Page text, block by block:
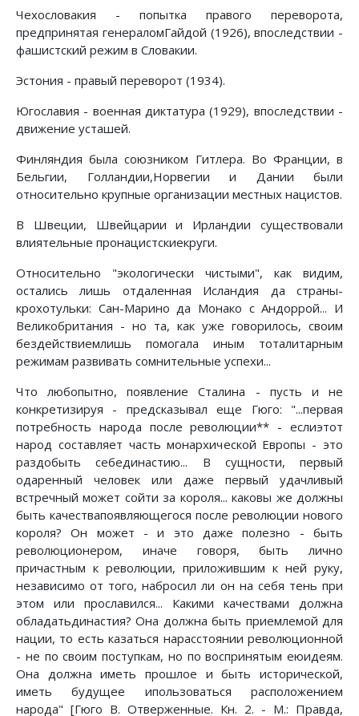
Чехословакия - попытка правого переворота,
предпринятая генераломГайдой (1926), впоследствии -
фашистский режим в Словакии.
Эстония - правый переворот (1934).
Югославия - военная диктатура (1929), впоследствии -
движение усташей.
Финляндия была союзником Гитлера. Во Франции, в
Бельгии, Голландии,Норвегии и Дании были
относительно крупные организации местных нацистов.
В Швеции, Швейцарии и Ирландии существовали
влиятельные пронацистскиекруги.
Относительно "экологически чистыми", как видим,
остались лишь отдаленная Исландия да страны-
крохотульки: Сан-Марино да Монако с Андоррой... И
Великобритания - но та, как уже говорилось, своим
бездействиемлишь помогала иным тоталитарным
режимам развивать сомнительные успехи...
Что любопытно, появление Сталина - пусть и не
конкретизируя - предсказывал еще Гюго: "...первая
потребность народа после революции** - еслиэтот
народ составляет часть монархической Европы - это
раздобыть себединастию... В сущности, первый
одаренный человек или даже первый удачливый
встречный может сойти за короля... каковы же должны
быть качествапоявляющегося после революции нового
короля? Он может - и это даже полезно - быть
революционером, иначе говоря, быть лично
причастным к революции, приложившим к ней руку,
независимо от того, набросил ли он на себя тень при
этом или прославился... Какими качествами должна
обладатьдинастия? Она должна быть приемлемой для
нации, то есть казаться нарасстоянии революционной
- не по своим поступкам, но по воспринятым еюидеям.
Она должна иметь прошлое и быть исторической,
иметь будущее ипользоваться расположением
народа" [Гюго В. Отверженные. Кн. 2. - М.: Правда,